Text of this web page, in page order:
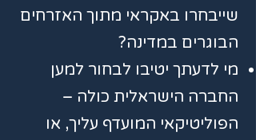
שייבחרו באקראי מתוך האזרחים
הבוגרים במדינה?
מי לדעתך יטיבו לבחור למען
החברה הישראלית כולה –
הפוליטיקאי המועדף עליך, או